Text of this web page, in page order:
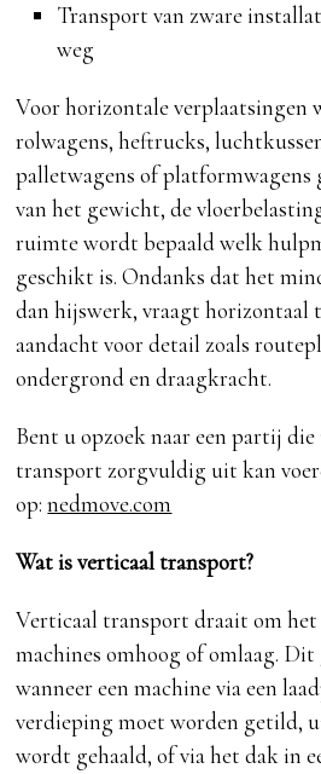
Transport van zware
weg
Voor horizontale verplaatsingen
rolwagens, heftrucks,
palletwagens of
van het gewicht, de
ruimte wordt bepaald welk
geschikt is. Ondanks dat het
dan hijswerk, vraagt horizontaal
aandacht voor detail zoals
ondergrond en draagkracht.
Bent u opzoek naar een partij
transport zorgvuldig uit kan
op:nedmove.com
Wat is verticaal transport?
Verticaal transport draait om het
machines omhoog of omlaag.
wanneer een machine via een
verdieping moet worden getild,
wordt gehaald, of via het dak in